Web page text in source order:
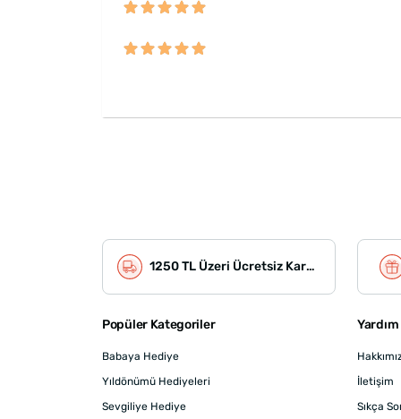
1250 TL Üzeri Ücretsiz Kargo
Popüler Kategoriler
Babaya Hediye
Yıldönümü Hediyeleri
Sevgiliye Hediye
İletişim
Sıkça